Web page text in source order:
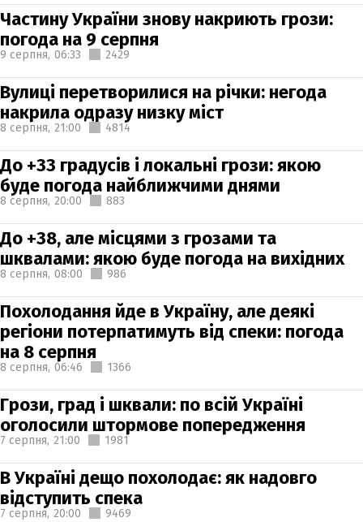
Частину України знову накриють грози:
погода на 9 серпня
9 серпня, 06:33 2429
Вулиці перетворилися на річки: негода
накрила одразу низку міст
8 серпня, 21:00 4814
До +33 градусів і локальні грози: якою
буде погода найближчими днями
8 серпня, 20:00 883
До +38, але місцями з грозами та
шквалами: якою буде погода на вихідних
8 серпня, 08:00 986
Похолодання йде в Україну, але деякі
регіони потерпатимуть від спеки: погода
на 8 серпня
8 серпня, 06:46 1366
Грози, град і шквали: по всій Україні
оголосили штормове попередження
7 серпня, 21:00 1981
В Україні дещо похолодає: як надовго
відступить спека
7 серпня, 20:00 9469